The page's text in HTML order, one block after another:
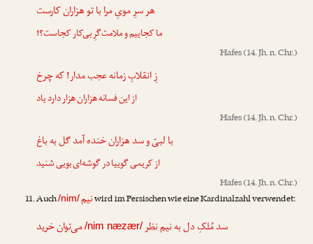
هر سرِ مویِ مرا با تو هزاران کارست
ما کجاییم و ملامت‌گرِ بی‌کار کجاست؟!
Hafes(14. Jh. n. Chr.)
زِ انقلابِ زمانه عجب مدار! که چرخ
از این فسانه هزاران هزار دارد یاد
Hafes(14. Jh. n. Chr.)
با لبیّ و سد هزاران خنده آمد گل به باغ
از کریمی گوییا در گوشه‌ای بویی شنید
Hafes(14. Jh. n. Chr.)
Auch/nim/نیمwird im Persischen wie eine Kardinalzahl verwendet:
سد مُلکِ دل بهنیم نظر/nim næzær/می‌توان خرید